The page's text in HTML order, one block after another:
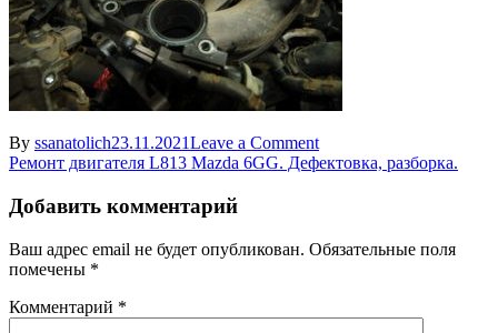
By ssanatolich23.11.2021Leave a Commenton
vpusk
Навигация
по
записям
Ремонт двигателя L813 Mazda 6GG. Дефектовка, разборка.
Добавить комментарий
Ваш адрес email не будет опубликован. Обязательные поля
помечены *
Комментарий *